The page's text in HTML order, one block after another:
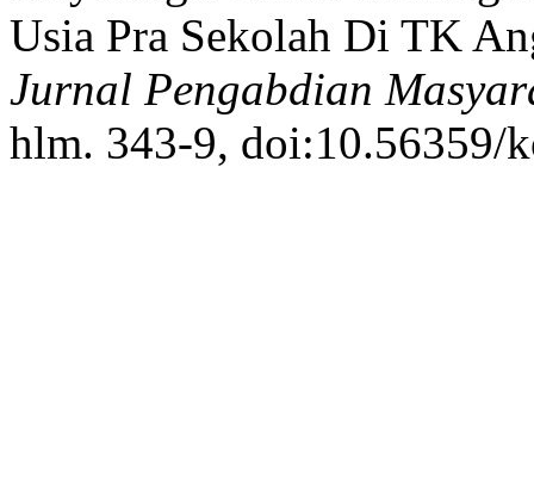
Usia Pra Sekolah Di TK
Jurnal Pengabdian
hlm. 343-9, doi:10.56359/